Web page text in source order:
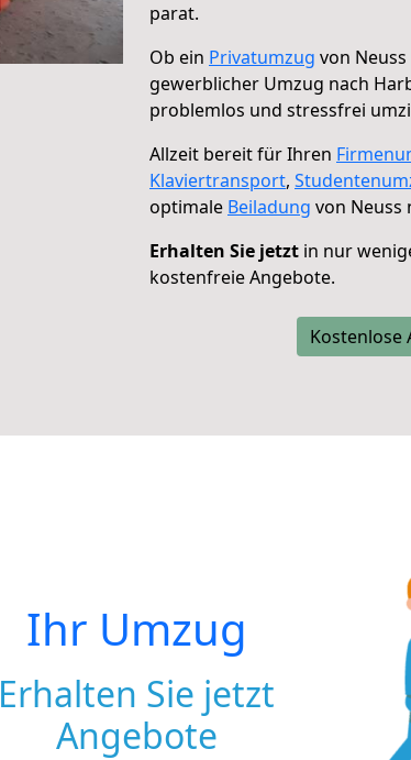
parat.
Ob ein Privatumzug von
gewerblicher Umzug nach
problemlos und stressfrei
Allzeit bereit für Ihren
Klaviertransport,
optimale Beiladung von Neuss
Erhalten Sie jetzt in nur
kostenfreie Angebote.
Kostenlose
Ihr Umzug
Erhalten Sie jetzt
Angebote